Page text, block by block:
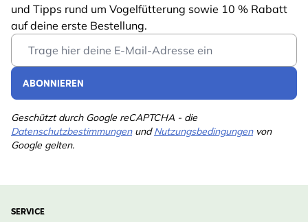
und Tipps rund um Vogelfütterung sowie 10 % Rabatt
auf deine erste Bestellung.
Email Address
ABONNIEREN
Geschützt durch Google reCAPTCHA - die
DatenschutzbestimmungenundNutzungsbedingungenvon
Google gelten.
SERVICE